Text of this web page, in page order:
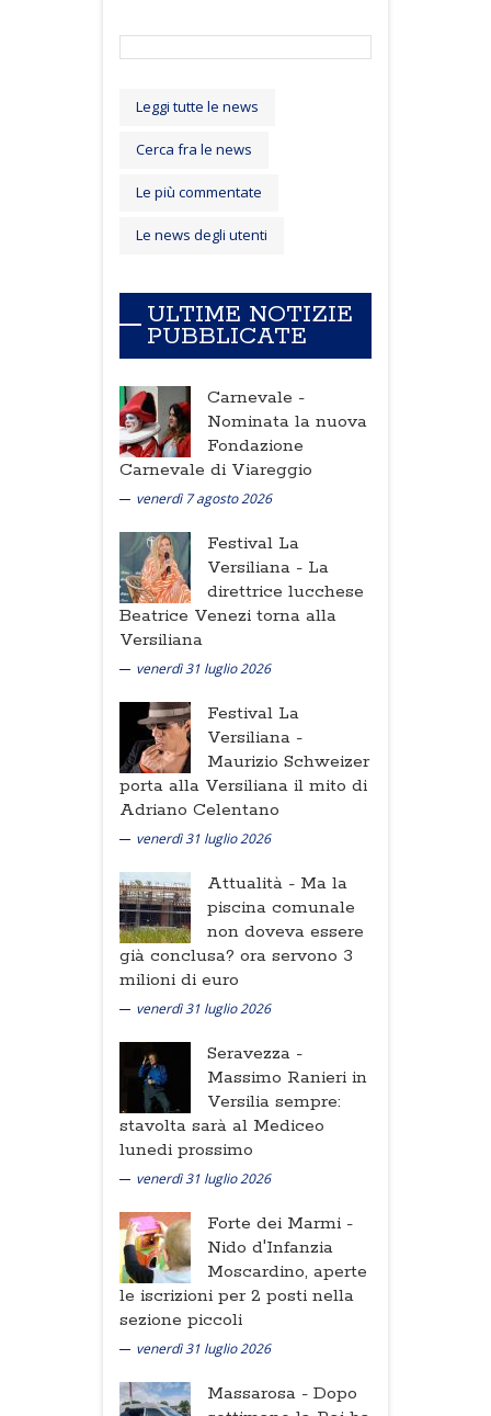
Leggi tutte le news
Cerca fra le news
Le più commentate
Le news degli utenti
ULTIME NOTIZIE
PUBBLICATE
Carnevale -
Nominata la nuova
Fondazione
Carnevale di Viareggio
venerdì 7 agosto 2026
Festival La
Versiliana - La
direttrice lucchese
Beatrice Venezi torna alla
Versiliana
venerdì 31 luglio 2026
Festival La
Versiliana -
Maurizio Schweizer
porta alla Versiliana il mito di
Adriano Celentano
venerdì 31 luglio 2026
Attualità - Ma la
piscina comunale
non doveva essere
già conclusa? ora servono 3
milioni di euro
venerdì 31 luglio 2026
Seravezza -
Massimo Ranieri in
Versilia sempre:
stavolta sarà al Mediceo
lunedi prossimo
venerdì 31 luglio 2026
Forte dei Marmi -
Nido d'Infanzia
Moscardino, aperte
le iscrizioni per 2 posti nella
sezione piccoli
venerdì 31 luglio 2026
Massarosa - Dopo